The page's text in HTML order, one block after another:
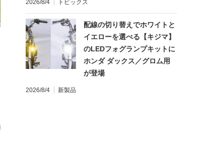
2026/8/4 トピックス
配線の切り替えでホワイトと
イエローを選べる【キジマ】
のLEDフォグランプキットに
ホンダ ダックス／グロム用
が登場
2026/8/4 新製品